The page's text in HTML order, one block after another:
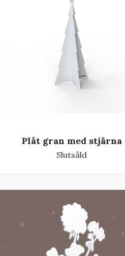
Plåt gran med stjärna
Slutsåld